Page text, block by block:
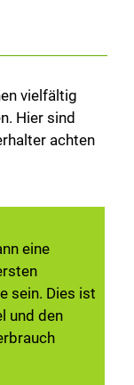
vielfältig
Hier sind
achten
eine
sein. Dies ist
und den